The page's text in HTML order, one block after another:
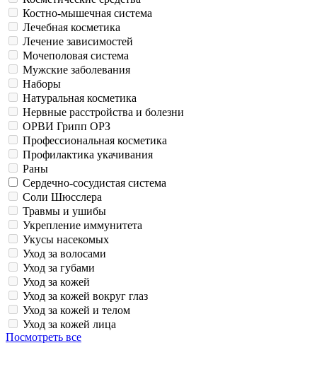
Костно-мышечная система
Лечебная косметика
Лечение зависимостей
Мочеполовая система
Мужские заболевания
Наборы
Натуральная косметика
Нервные расстройства и болезни
ОРВИ Грипп ОРЗ
Профессиональная косметика
Профилактика укачивания
Раны
Сердечно-сосудистая система
Соли Шюсслера
Травмы и ушибы
Укрепление иммунитета
Укусы насекомых
Уход за волосами
Уход за губами
Уход за кожей
Уход за кожей вокруг глаз
Уход за кожей и телом
Уход за кожей лица
Посмотреть все